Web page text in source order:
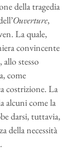
della tragedia
Ouverture,
La quale,
convincente
stesso
come
costrizione. La
alcuni come la
darsi, tuttavia,
della necessità